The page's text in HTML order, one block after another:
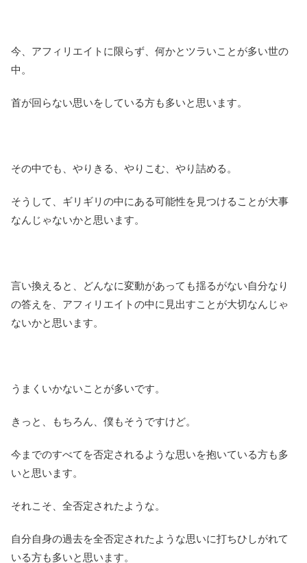
今、アフィリエイトに限らず、何かとツラいことが多い世の
中。
首が回らない思いをしている方も多いと思います。
その中でも、やりきる、やりこむ、やり詰める。
そうして、ギリギリの中にある可能性を見つけることが大事
なんじゃないかと思います。
言い換えると、どんなに変動があっても揺るがない自分なり
の答えを、アフィリエイトの中に見出すことが大切なんじゃ
ないかと思います。
うまくいかないことが多いです。
きっと、もちろん、僕もそうですけど。
今までのすべてを否定されるような思いを抱いている方も多
いと思います。
それこそ、全否定されたような。
自分自身の過去を全否定されたような思いに打ちひしがれて
いる方も多いと思います。